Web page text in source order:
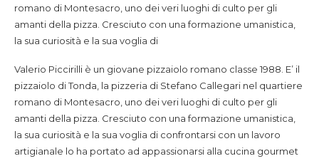
romano di Montesacro, uno dei veri luoghi di culto per gli
amanti della pizza. Cresciuto con una formazione umanistica,
la sua curiosità e la sua voglia di
Valerio Piccirilli è un giovane pizzaiolo romano classe 1988. E’ il
pizzaiolo di Tonda, la pizzeria di Stefano Callegari nel quartiere
romano di Montesacro, uno dei veri luoghi di culto per gli
amanti della pizza. Cresciuto con una formazione umanistica,
la sua curiosità e la sua voglia di confrontarsi con un lavoro
artigianale lo ha portato ad appassionarsi alla cucina gourmet